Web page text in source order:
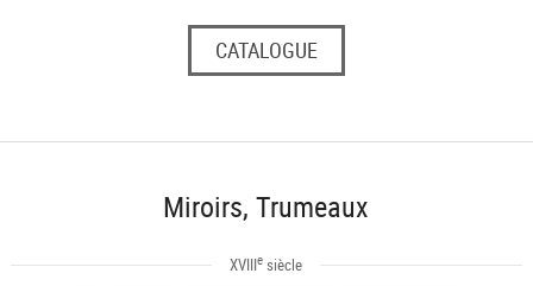
CATALOGUE
Miroirs, Trumeaux
XVIIIe siècle